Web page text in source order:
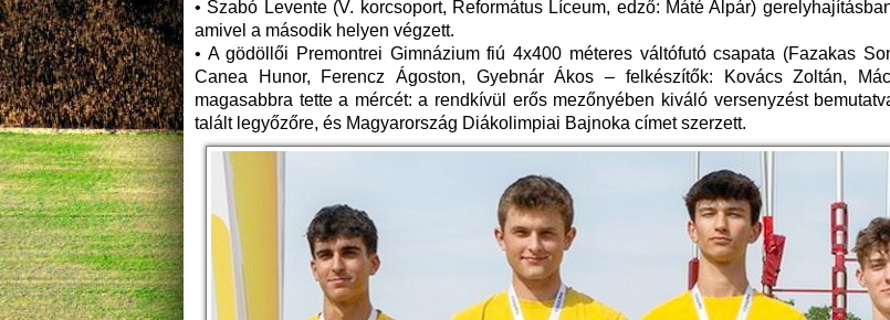
• Szabó Levente (V. korcsoport, Református Líceum, edző: Máté Alpár)
amivel a második helyen végzett.
• A gödöllői Premontrei Gimnázium fiú 4x400 méteres váltófutó csapata (Fazakas
Canea Hunor, Ferencz Ágoston, Gyebnár Ákos – felkészítők: Kovács Zoltán,
magasabbra tette a mércét: a rendkívül erős mezőnyében kiváló versenyzést
talált legyőzőre, és Magyarország Diákolimpiai Bajnoka címet szerzett.